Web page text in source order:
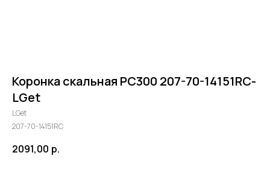
Коронка скальная PC300 207-70-14151RC-
LGet
LGet
207-70-14151RC
2091,00 р.